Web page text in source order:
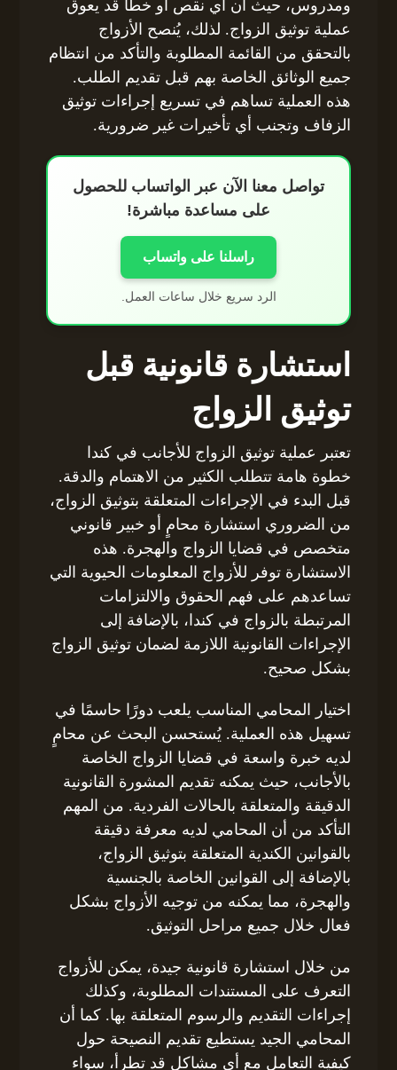
ومدروس، حيث أن أي نقص أو خطأ قد يعوق
عملية توثيق الزواج. لذلك، يُنصح الأزواج
بالتحقق من القائمة المطلوبة والتأكد من انتظام
جميع الوثائق الخاصة بهم قبل تقديم الطلب.
هذه العملية تساهم في تسريع إجراءات توثيق
الزفاف وتجنب أي تأخيرات غير ضرورية.
تواصل معنا الآن عبر الواتساب للحصول
على مساعدة مباشرة!
راسلنا على واتساب
الرد سريع خلال ساعات العمل.
استشارة قانونية قبل
توثيق الزواج
تعتبر عملية توثيق الزواج للأجانب في كندا
خطوة هامة تتطلب الكثير من الاهتمام والدقة.
قبل البدء في الإجراءات المتعلقة بتوثيق الزواج،
من الضروري استشارة محامٍ أو خبير قانوني
متخصص في قضايا الزواج والهجرة. هذه
الاستشارة توفر للأزواج المعلومات الحيوية التي
تساعدهم على فهم الحقوق والالتزامات
المرتبطة بالزواج في كندا، بالإضافة إلى
الإجراءات القانونية اللازمة لضمان توثيق الزواج
بشكل صحيح.
اختيار المحامي المناسب يلعب دورًا حاسمًا في
تسهيل هذه العملية. يُستحسن البحث عن محامٍ
لديه خبرة واسعة في قضايا الزواج الخاصة
بالأجانب، حيث يمكنه تقديم المشورة القانونية
الدقيقة والمتعلقة بالحالات الفردية. من المهم
التأكد من أن المحامي لديه معرفة دقيقة
بالقوانين الكندية المتعلقة بتوثيق الزواج،
بالإضافة إلى القوانين الخاصة بالجنسية
والهجرة، مما يمكنه من توجيه الأزواج بشكل
فعال خلال جميع مراحل التوثيق.
من خلال استشارة قانونية جيدة، يمكن للأزواج
التعرف على المستندات المطلوبة، وكذلك
إجراءات التقديم والرسوم المتعلقة بها. كما أن
المحامي الجيد يستطيع تقديم النصيحة حول
كيفية التعامل مع أي مشاكل قد تطرأ، سواء